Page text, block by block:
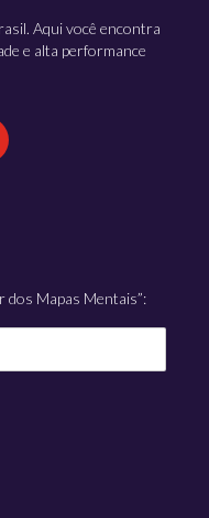
Aqui você encontra
e alta performance
dos Mapas Mentais”: